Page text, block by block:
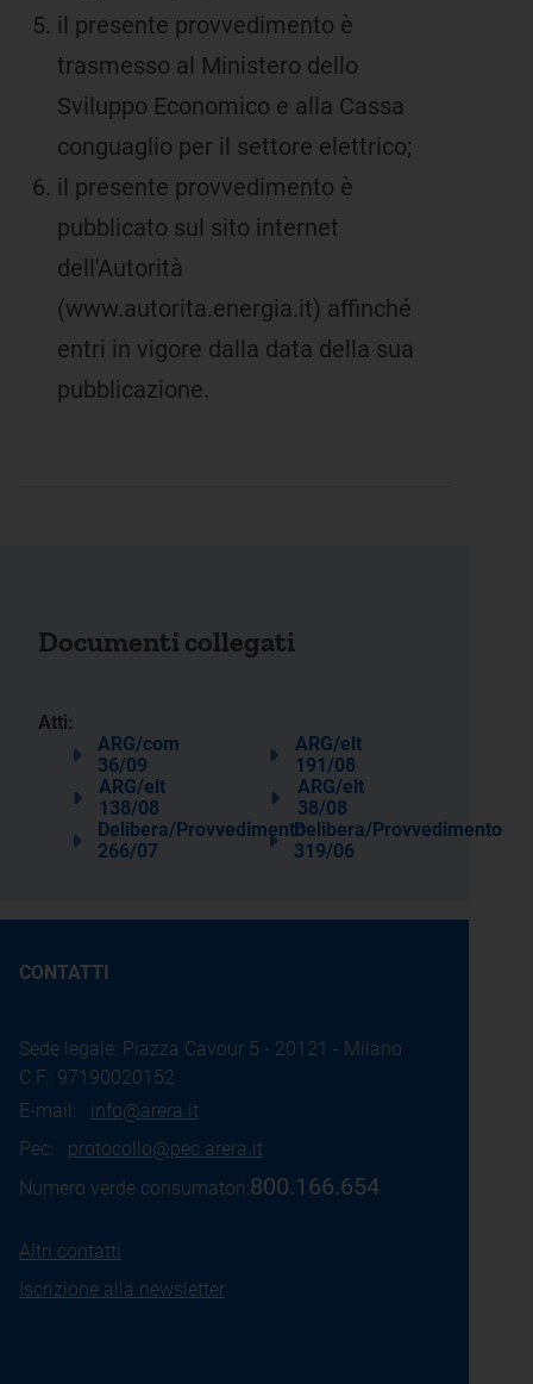
il presente provvedimento è
trasmesso al Ministero dello
Sviluppo Economico e alla Cassa
conguaglio per il settore elettrico;
il presente provvedimento è
pubblicato sul sito internet
dell'Autorità
(www.autorita.energia.it) affinché
entri in vigore dalla data della sua
pubblicazione.
Documenti collegati
Atti:
ARG/com
36/09
ARG/elt
191/08
ARG/elt
138/08
ARG/elt
38/08
Delibera/Provvedimento
266/07
Delibera/Provvedimento
319/06
CONTATTI
Sede legale: Piazza Cavour 5 - 20121 - Milano
C.F.: 97190020152
E-mail: info@arera.it
Pec: protocollo@pec.arera.it
Numero verde consumatori:800.166.654
Altri contatti
Iscrizione alla newsletter